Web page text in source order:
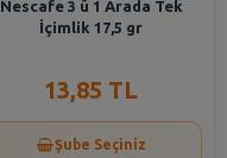
Nescafe 3 ü 1 Arada Tek
İçimlik 17,5 gr
13,85 TL
Şube Seçiniz